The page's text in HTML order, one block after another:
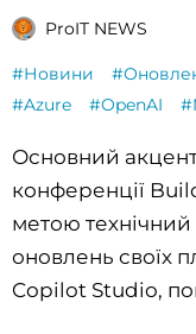
ProIT NEWS
#Новини
#Azure
#OpenAI
Основний
конференції
метою технічний
оновлень своїх
Copilot Studio,